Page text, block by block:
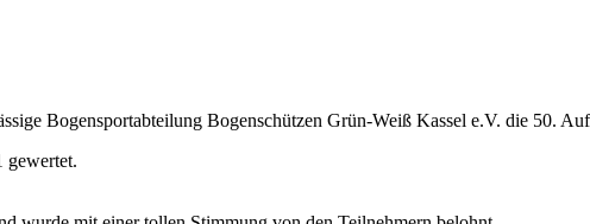
Bogensportabteilung Bogenschützen Grün-Weiß Kassel e.V. die 50.
gewertet.